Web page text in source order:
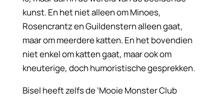
kunst. En het niet alleen om Minoes,
Rosencrantz en Guildenstern alleen gaat,
maar om meerdere katten. En het bovendien
niet enkel om katten gaat, maar ook om
kneuterige, doch humoristische gesprekken.
Bisel heeft zelfs de ‘Mooie Monster Club